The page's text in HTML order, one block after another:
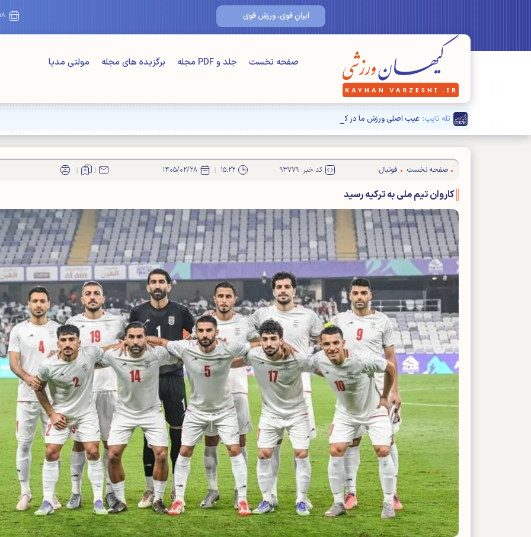
ایرانِ قوی، ورزشِ قوی ۱۸/
صفحه نخست جلد و PDF مجله برگزیده های مجله مولتی مدیا
تله تایپ: عیب اصلی ورزش ما در کجاست؟
صفحه نخست فوتبال کد خبر: ۹۳۷۷۹ ۱۵:۲۲ ۱۴۰۵/۰۲/۲۸
کاروان تیم ملی به ترکیه رسید